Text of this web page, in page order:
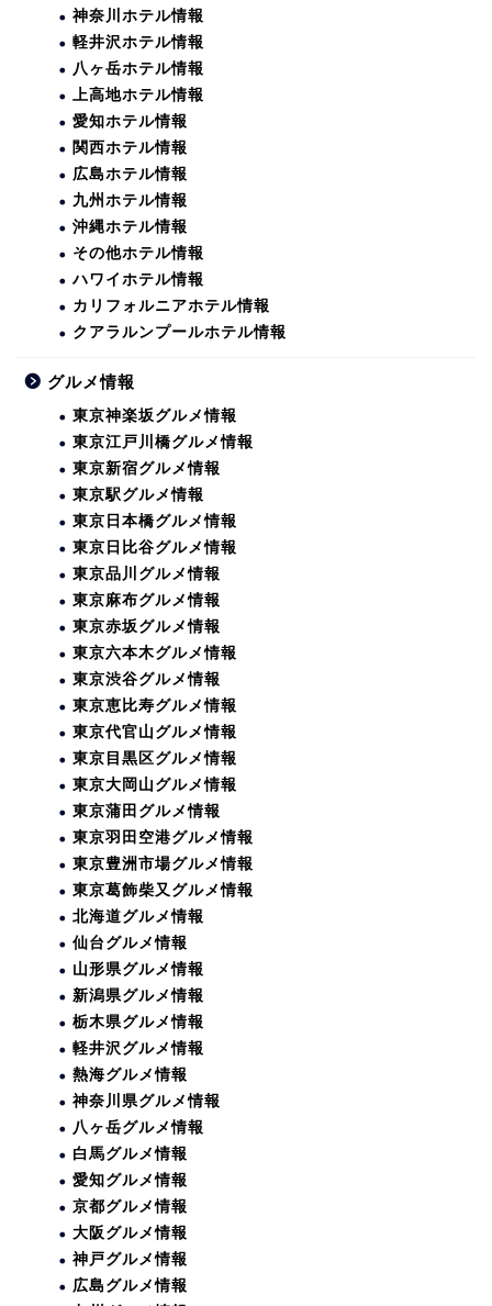
神奈川ホテル情報
軽井沢ホテル情報
八ヶ岳ホテル情報
上高地ホテル情報
愛知ホテル情報
関西ホテル情報
広島ホテル情報
九州ホテル情報
沖縄ホテル情報
その他ホテル情報
ハワイホテル情報
カリフォルニアホテル情報
クアラルンプールホテル情報
グルメ情報
東京神楽坂グルメ情報
東京江戸川橋グルメ情報
東京新宿グルメ情報
東京駅グルメ情報
東京日本橋グルメ情報
東京日比谷グルメ情報
東京品川グルメ情報
東京麻布グルメ情報
東京赤坂グルメ情報
東京六本木グルメ情報
東京渋谷グルメ情報
東京恵比寿グルメ情報
東京代官山グルメ情報
東京目黒区グルメ情報
東京大岡山グルメ情報
東京蒲田グルメ情報
東京羽田空港グルメ情報
東京豊洲市場グルメ情報
東京葛飾柴又グルメ情報
北海道グルメ情報
仙台グルメ情報
山形県グルメ情報
新潟県グルメ情報
栃木県グルメ情報
軽井沢グルメ情報
熱海グルメ情報
神奈川県グルメ情報
八ヶ岳グルメ情報
白馬グルメ情報
愛知グルメ情報
京都グルメ情報
大阪グルメ情報
神戸グルメ情報
広島グルメ情報